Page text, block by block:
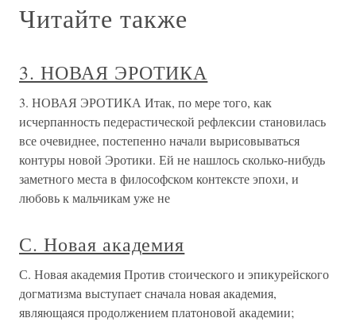
Читайте также
3. НОВАЯ ЭРОТИКА
3. НОВАЯ ЭРОТИКА Итак, по мере того, как
исчерпанность педерастической рефлексии становилась
все очевиднее, постепенно начали вырисовываться
контуры новой Эротики. Ей не нашлось сколько-нибудь
заметного места в философском контексте эпохи, и
любовь к мальчикам уже не
С. Новая академия
С. Новая академия Против стоического и эпикурейского
догматизма выступает сначала новая академия,
являющаяся продолжением платоновой академии;